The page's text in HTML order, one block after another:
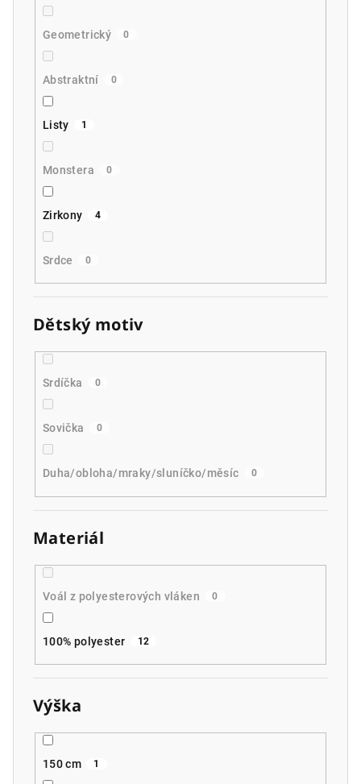
Geometrický 0
Abstraktní 0
Listy 1
Monstera 0
Zirkony 4
Srdce 0
Dětský motiv
Srdíčka 0
Sovička 0
Duha/obloha/mraky/sluníčko/měsíc 0
Materiál
Voál z polyesterových vláken 0
100% polyester 12
Výška
150 cm 1